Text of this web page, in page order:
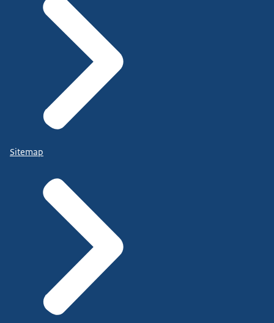
Sitemap